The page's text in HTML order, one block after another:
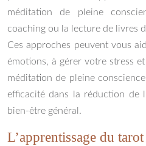
méditation de pleine
coaching ou la lecture de livres
Ces approches peuvent vous
émotions, à gérer votre stress
méditation de pleine
efficacité dans la réduction de
bien-être général.
L’apprentissage du tarot